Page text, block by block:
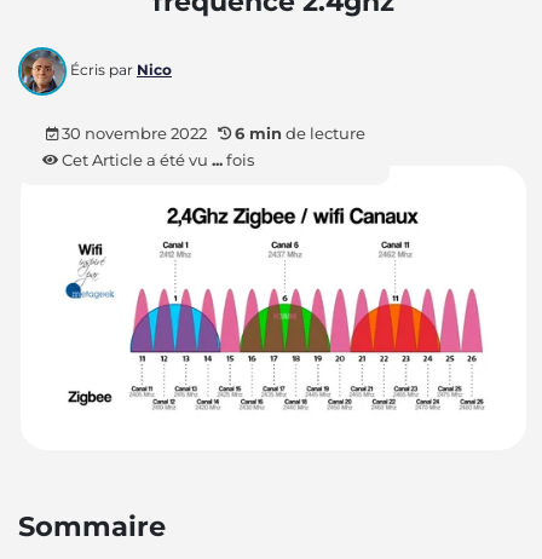
Écris par Nico
30 novembre 2022 6 min de lecture
Cet Article a été vu ...fois
Sommaire